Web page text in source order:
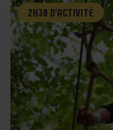
2H30 D’ACTIVITÉ